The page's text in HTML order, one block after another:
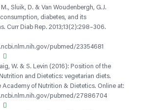
M., Sluik, D. & Van Woudenbergh, G.J.
diabetes, and its
Curr Diab Rep. 2013;13(2):298–306.
pubmed/23354681
W. & S. Levin (2016): Position of the
and Dietetics: vegetarian diets.
Academy of Nutrition & Dietetics. Online at:
pubmed/27886704